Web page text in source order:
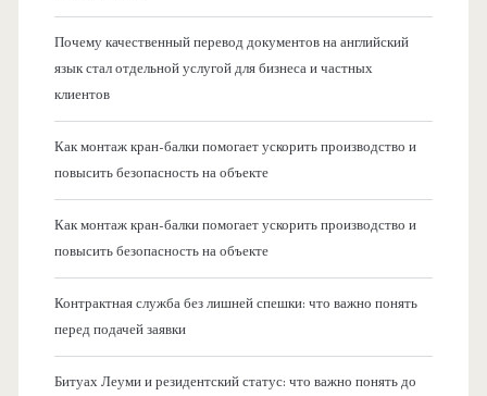
Почему качественный перевод документов на английский
язык стал отдельной услугой для бизнеса и частных
клиентов
Как монтаж кран-балки помогает ускорить производство и
повысить безопасность на объекте
Как монтаж кран-балки помогает ускорить производство и
повысить безопасность на объекте
Контрактная служба без лишней спешки: что важно понять
перед подачей заявки
Битуах Леуми и резидентский статус: что важно понять до